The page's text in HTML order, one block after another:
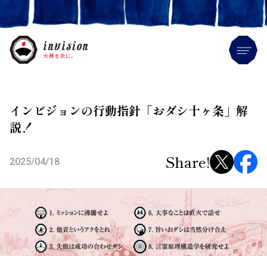
インビジョンの行動指針「おダシ十ヶ条」解
説！
2025/04/18 Share!